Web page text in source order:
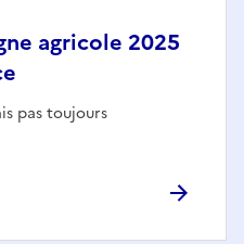
agricole 2025
pas toujours